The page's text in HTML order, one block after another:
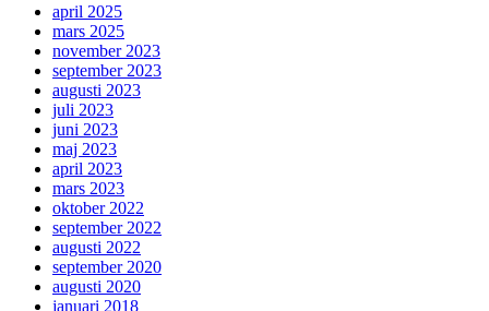
april 2025
mars 2025
november 2023
september 2023
augusti 2023
juli 2023
juni 2023
maj 2023
april 2023
mars 2023
oktober 2022
september 2022
augusti 2022
september 2020
augusti 2020
januari 2018